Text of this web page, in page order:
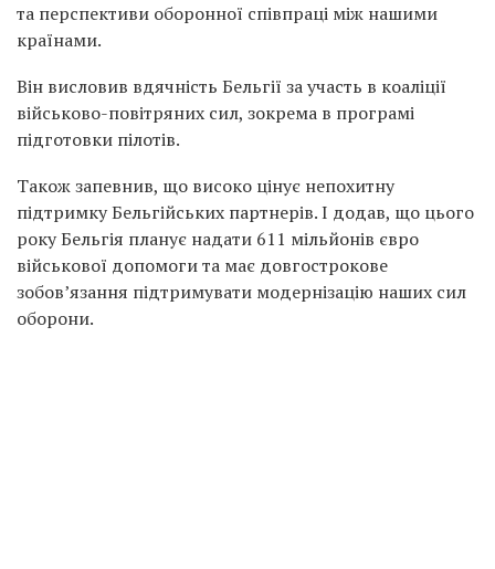
та перспективи оборонної співпраці між нашими
країнами.
Він висловив вдячність Бельгії за участь в коаліції
військово-повітряних сил, зокрема в програмі
підготовки пілотів.
Також запевнив, що високо цінує непохитну
підтримку Бельгійських партнерів. І додав, що цього
року Бельгія планує надати 611 мільйонів євро
військової допомоги та має довгострокове
зобов’язання підтримувати модернізацію наших сил
оборони.